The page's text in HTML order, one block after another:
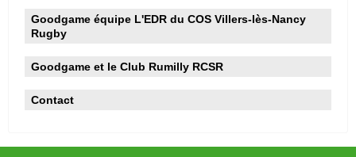
Goodgame équipe L'EDR du COS Villers-lès-Nancy
Rugby
Goodgame et le Club Rumilly RCSR
Contact